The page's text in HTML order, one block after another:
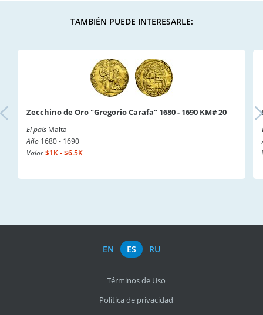
TAMBIÉN PUEDE INTERESARLE:
Zecchino de Oro "Gregorio Carafa" 1680 - 1690 KM# 20
El país Malta
Año 1680 - 1690
Valor$1K - $6.5K
EN ES RU
Términos de Uso
Política de privacidad